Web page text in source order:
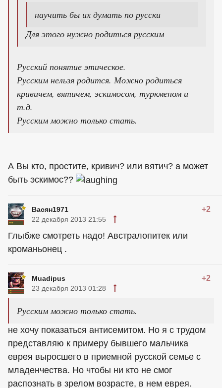
научить бы их думать по русски
Для этого нужно родиться русским
Русский понятие этическое.
Русским нельзя родится. Можно родиться
кривичем, вятичем, эскимосом, туркменом и
т.д.
Русским можно только стать.
А Вы кто, простите, кривич? или вятич? а может
быть эскимос??
Васян1971 +2
22 декабря 2013 21:55
Глыбже смотреть надо! Австралопитек или
кроманьонец .
Muadipus +2
23 декабря 2013 01:28
Русским можно только стать.
не хочу показаться антисемитом. Но я с трудом
представляю к примеру бывшего мальчика
еврея выросшего в приемной русской семье с
младенчества. Но чтобы ни кто не смог
распознать в зрелом возрасте, в нем еврея.